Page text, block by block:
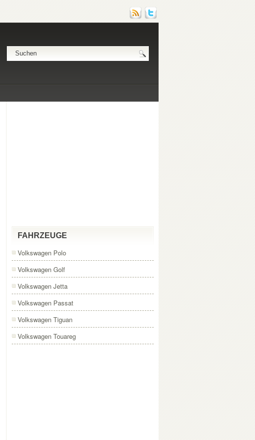
FAHRZEUGE
Volkswagen Polo
Volkswagen Golf
Volkswagen Jetta
Volkswagen Passat
Volkswagen Tiguan
Volkswagen Touareg